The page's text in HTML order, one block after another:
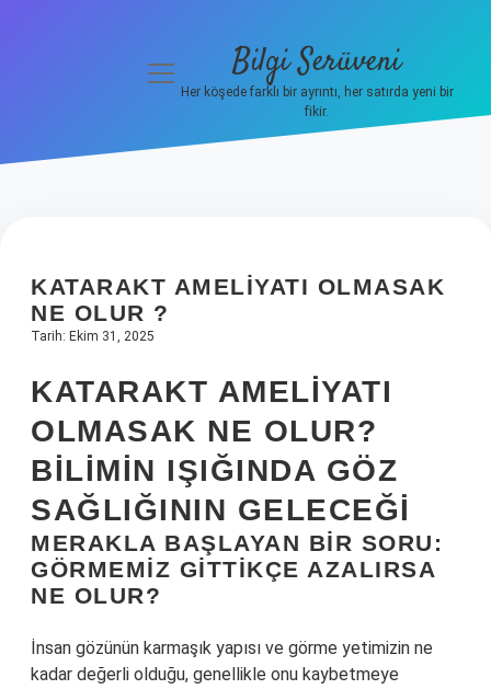
Hakkımızda
menüyü
Bilgi Serüveni
Her köşede farklı bir ayrıntı, her satırda yeni bir
fikir.
KATARAKT AMELIYATI OLMASAK
NE OLUR ?
Tarih: Ekim 31, 2025
KATARAKT AMELIYATI
OLMASAK NE OLUR?
BILIMIN IŞIĞINDA GÖZ
SAĞLIĞININ GELECEĞI
MERAKLA BAŞLAYAN BIR SORU:
GÖRMEMIZ GITTIKÇE AZALIRSA
NE OLUR?
İnsan gözünün karmaşık yapısı ve görme yetimizin ne
kadar değerli olduğu, genellikle onu kaybetmeye